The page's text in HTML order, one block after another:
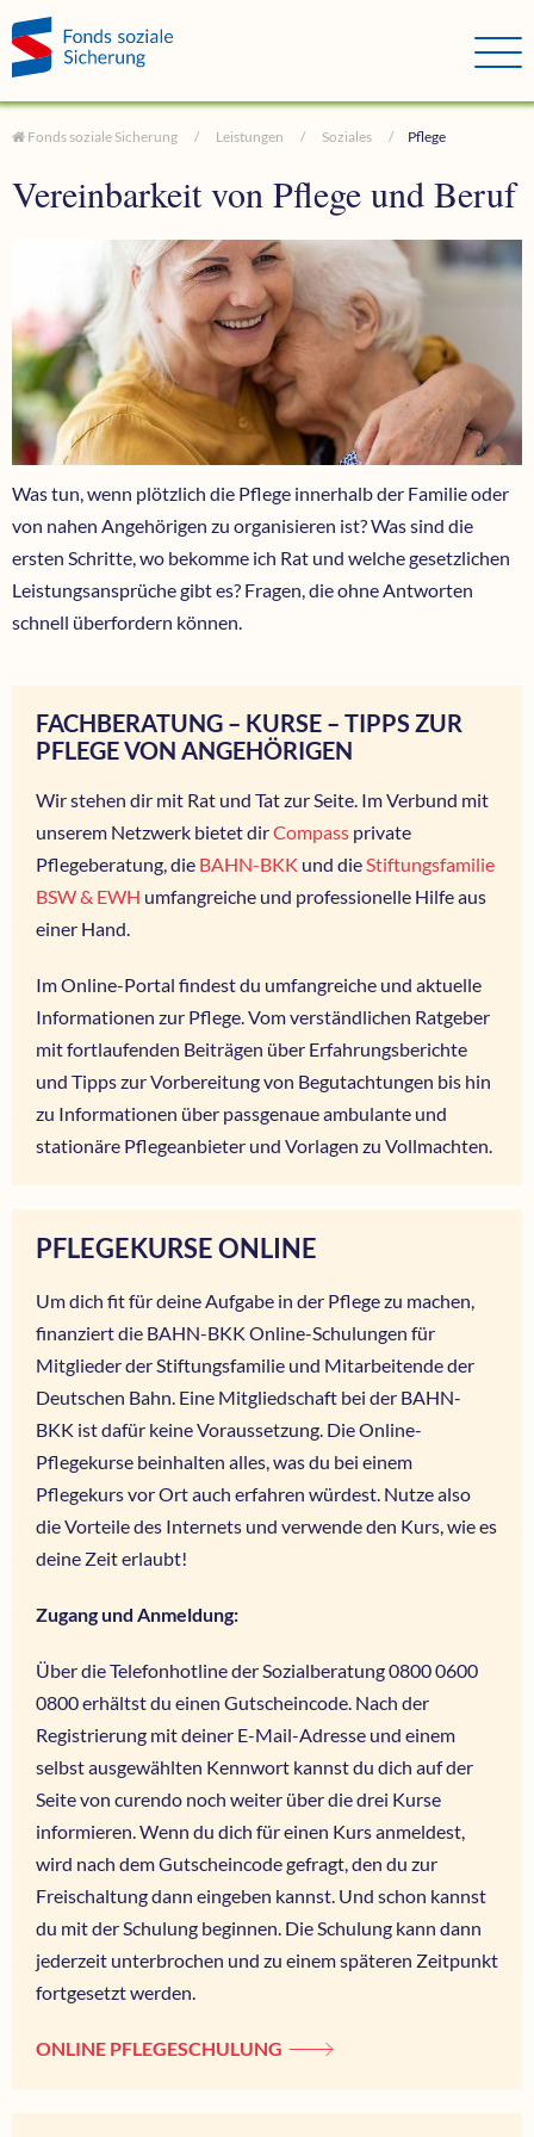
Fonds soziale Sicherung Leistungen Soziales Pflege
Vereinbarkeit von Pflege und Beruf
Was tun, wenn plötzlich die Pflege innerhalb der Familie oder
von nahen Angehörigen zu organisieren ist? Was sind die
ersten Schritte, wo bekomme ich Rat und welche gesetzlichen
Leistungsansprüche gibt es? Fragen, die ohne Antworten
schnell überfordern können.
FACHBERATUNG – KURSE – TIPPS ZUR
PFLEGE VON ANGEHÖRIGEN
Wir stehen dir mit Rat und Tat zur Seite. Im Verbund mit
unserem Netzwerk bietet dirCompass private
Pflegeberatung, die BAHN-BKK und die Stiftungsfamilie
BSW & EWH umfangreiche und professionelle Hilfe aus
einer Hand.
Im Online-Portal findest du umfangreiche und aktuelle
Informationen zur Pflege. Vom verständlichen Ratgeber
mit fortlaufenden Beiträgen über Erfahrungsberichte
und Tipps zur Vorbereitung von Begutachtungen bis hin
zu Informationen über passgenaue ambulante und
stationäre Pflegeanbieter und Vorlagen zu Vollmachten.
PFLEGEKURSE ONLINE
Um dich fit für deine Aufgabe in der Pflege zu machen,
finanziert die BAHN-BKK Online-Schulungen für
Mitglieder der Stiftungsfamilie und Mitarbeitende der
Deutschen Bahn. Eine Mitgliedschaft bei der BAHN-
BKK ist dafür keine Voraussetzung. Die Online-
Pflegekurse beinhalten alles, was du bei einem
Pflegekurs vor Ort auch erfahren würdest. Nutze also
die Vorteile des Internets und verwende den Kurs, wie es
deine Zeit erlaubt!
Zugang und Anmeldung:
Über die Telefonhotline der Sozialberatung 0800 0600
0800 erhältst du einen Gutscheincode. Nach der
Registrierung mit deiner E-Mail-Adresse und einem
selbst ausgewählten Kennwort kannst du dich auf der
Seite von curendo noch weiter über die drei Kurse
informieren. Wenn du dich für einen Kurs anmeldest,
wird nach dem Gutscheincode gefragt, den du zur
Freischaltung dann eingeben kannst. Und schon kannst
du mit der Schulung beginnen. Die Schulung kann dann
jederzeit unterbrochen und zu einem späteren Zeitpunkt
fortgesetzt werden.
ONLINE PFLEGESCHULUNG